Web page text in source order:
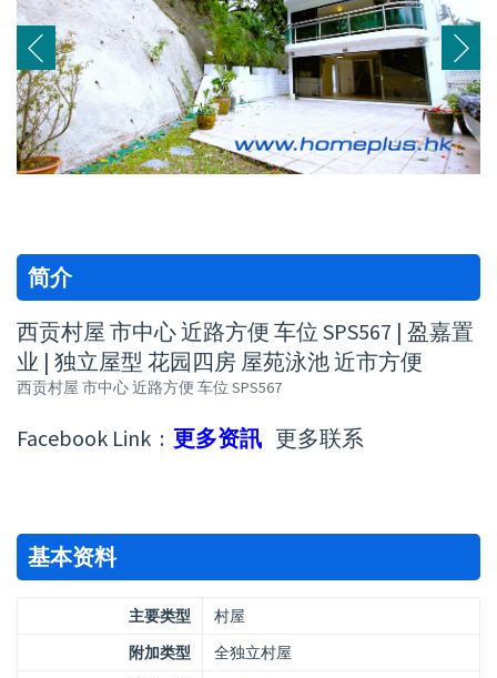
简介
西贡村屋 市中心 近路方便 车位 SPS567 | 盈嘉置
业 | 独立屋型 花园四房 屋苑泳池 近市方便
西贡村屋 市中心 近路方便 车位 SPS567
Facebook Link : 更多资訊 更多联系
基本资料
主要类型
村屋
附加类型
全独立村屋